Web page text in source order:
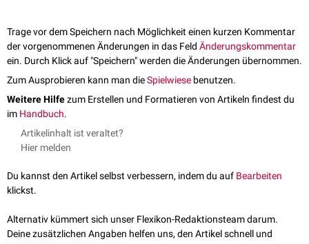
Trage vor dem Speichern nach Möglichkeit einen kurzen Kommentar
der vorgenommenen Änderungen in das Feld Änderungskommentar
ein. Durch Klick auf "Speichern" werden die Änderungen übernommen.
Zum Ausprobieren kann man dieSpielwiese benutzen.
Weitere Hilfezum Erstellen und Formatieren von Artikeln findest du
im Handbuch.
Artikelinhalt ist veraltet?
Hier melden
Du kannst den Artikel selbst verbessern, indem du auf Bearbeiten
klickst.
Alternativ kümmert sich unser Flexikon-Redaktionsteam darum.
Deine zusätzlichen Angaben helfen uns, den Artikel schnell und